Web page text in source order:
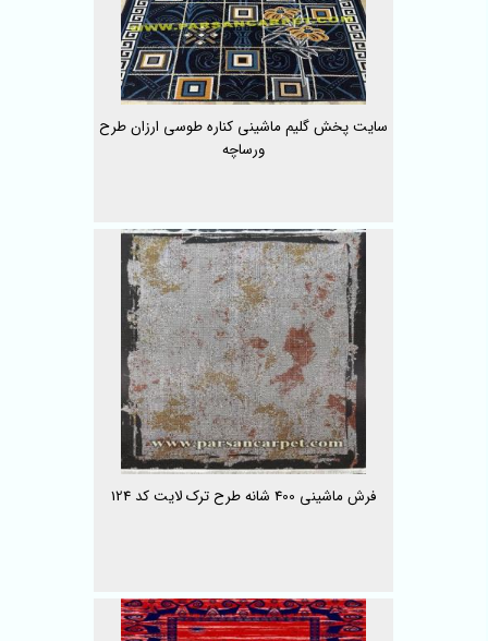
سایت پخش گلیم ماشینی کناره طوسی ارزان طرح
ورساچه
فرش ماشینی 400 شانه طرح ترک لایت کد 124